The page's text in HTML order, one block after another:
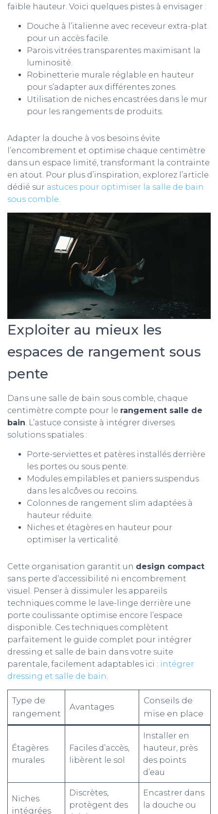
faible hauteur. Voici quelques pistes à envisager :
Douche à l’italienne avec receveur extra-plat
pour un accès facile.
Parois vitrées transparentes maximisant la
luminosité.
Robinetterie murale réglable en hauteur
pour s’adapter aux différentes zones.
Utilisation de niches encastrées dans le mur
pour les rangements de produits.
Adapter la douche à vos besoins évite
l’encombrement et optimise chaque centimètre
dans un espace limité, transformant la contrainte
en atout. Pour plus d’inspiration, explorez l’article
dédié sur astuces pour optimiser la salle de bain
sous comble.
Exploiter au mieux les
espaces de rangement sous
pente
Dans une salle de bain sous comble, chaque
centimètre compte pour le rangement salle de
bain. L’astuce consiste à intégrer diverses
solutions spatiales :
Porte-serviettes et patères installés derrière
les portes ou sous pente.
Modules empilables et paniers suspendus
dans les alcôves ou recoins.
Colonnes de rangement slim adaptées à
hauteur réduite.
Niches et étagères en hauteur pour
optimiser la verticalité.
Cette organisation garantit un design compact
sans perte d’accessibilité ni encombrement
visuel. Penser à dissimuler les appareils
techniques comme le lave-linge derrière une
porte coulissante optimise encore l’espace
disponible. Ces techniques complètent
parfaitement le guide complet pour intégrer
dressing et salle de bain dans votre suite
parentale, facilement adaptables ici : intégrer
dressing et salle de bain.
Type de
rangement
Avantages
Conseils de
mise en place
Étagères
murales
Faciles d’accès,
libèrent le sol
Installer en
hauteur, près
des points
d’eau
Niches
intégrées
Discrètes,
protègent des
Encastrer dans
la douche ou